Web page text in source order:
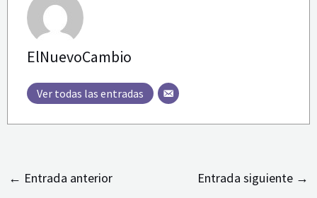
ElNuevoCambio
Ver todas las entradas
← Entrada anterior Entrada siguiente →